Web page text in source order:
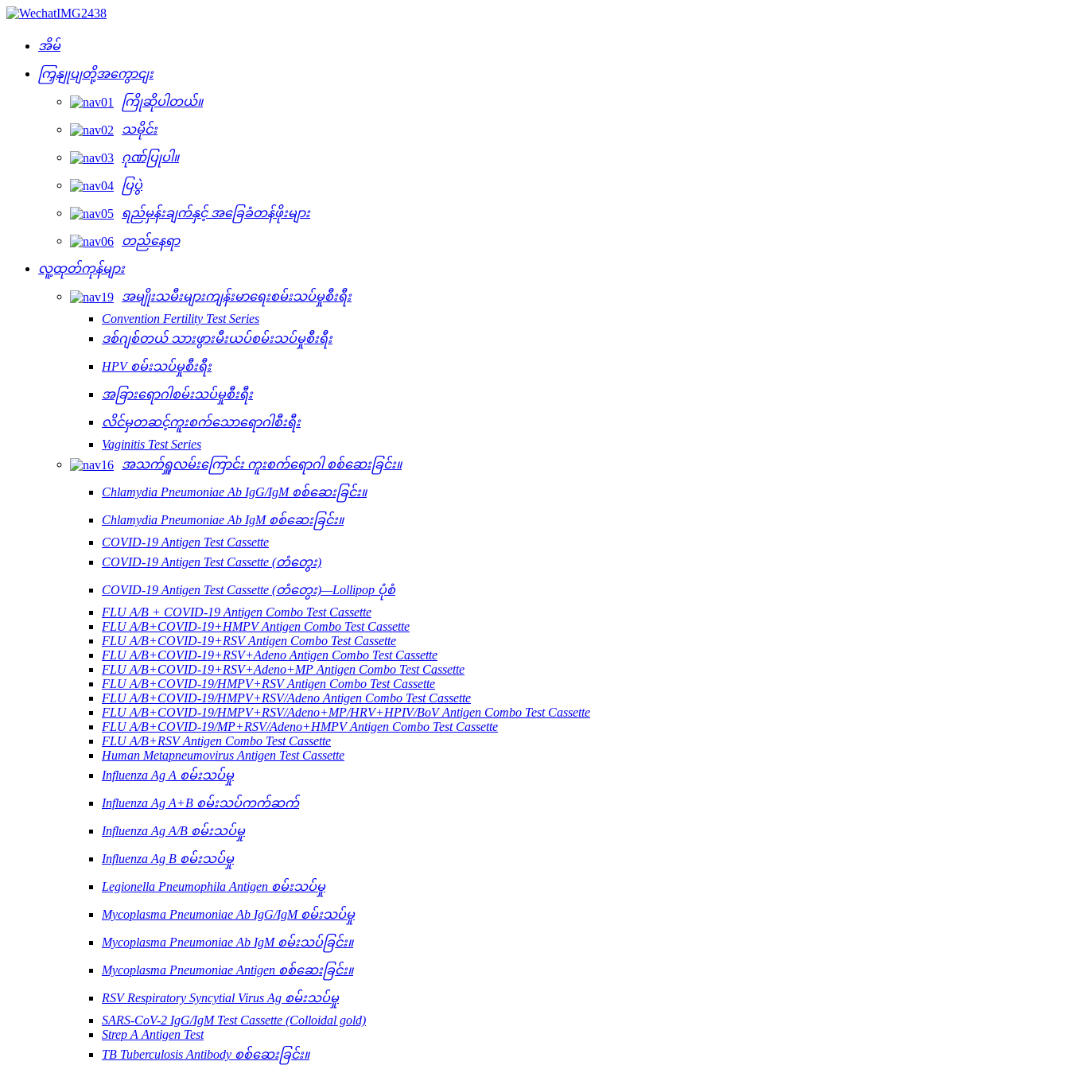
အိမ်
ကြှနျုပျတို့အကွောငျး
ကြိုဆိုပါတယ်။
သမိုင်း
ဂုဏ်ပြုပါ။
ပြပွဲ
ရည်မှန်းချက်နှင့် အခြေခံတန်ဖိုးများ
တည်နေရာ
လူ့ထုတ်ကုန်များ
အမျိုးသမီးများကျန်းမာရေးစမ်းသပ်မှုစီးရီး
Convention Fertility Test Series
ဒစ်ဂျစ်တယ် သားဖွားမီးယပ်စမ်းသပ်မှုစီးရီး
HPV စမ်းသပ်မှုစီးရီး
အခြားရောဂါစမ်းသပ်မှုစီးရီး
လိင်မှတဆင့်ကူးစက်သောရောဂါစီးရီး
Vaginitis Test Series
အသက်ရှူလမ်းကြောင်း ကူးစက်ရောဂါ စစ်ဆေးခြင်း။
Chlamydia Pneumoniae Ab IgG/IgM စစ်ဆေးခြင်း။
Chlamydia Pneumoniae Ab IgM စစ်ဆေးခြင်း။
COVID-19 Antigen Test Cassette
COVID-19 Antigen Test Cassette (တံတွေး)
COVID-19 Antigen Test Cassette (တံတွေး)—Lollipop ပုံစံ
FLU A/B + COVID-19 Antigen Combo Test Cassette
FLU A/B+COVID-19+HMPV Antigen Combo Test Cassette
FLU A/B+COVID-19+RSV Antigen Combo Test Cassette
FLU A/B+COVID-19+RSV+Adeno Antigen Combo Test Cassette
FLU A/B+COVID-19+RSV+Adeno+MP Antigen Combo Test Cassette
FLU A/B+COVID-19/HMPV+RSV Antigen Combo Test Cassette
FLU A/B+COVID-19/HMPV+RSV/Adeno Antigen Combo Test Cassette
FLU A/B+COVID-19/HMPV+RSV/Adeno+MP/HRV+HPIV/BoV Antigen Combo Test Cassette
FLU A/B+COVID-19/MP+RSV/Adeno+HMPV Antigen Combo Test Cassette
FLU A/B+RSV Antigen Combo Test Cassette
Human Metapneumovirus Antigen Test Cassette
Influenza Ag A စမ်းသပ်မှု
Influenza Ag A+B စမ်းသပ်ကက်ဆက်
Influenza Ag A/B စမ်းသပ်မှု
Influenza Ag B စမ်းသပ်မှု
Legionella Pneumophila Antigen စမ်းသပ်မှု
Mycoplasma Pneumoniae Ab IgG/IgM စမ်းသပ်မှု
Mycoplasma Pneumoniae Ab IgM စမ်းသပ်ခြင်း။
Mycoplasma Pneumoniae Antigen စစ်ဆေးခြင်း။
RSV Respiratory Syncytial Virus Ag စမ်းသပ်မှု
SARS-CoV-2 IgG/IgM Test Cassette (Colloidal gold)
Strep A Antigen Test
TB Tuberculosis Antibody စစ်ဆေးခြင်း။